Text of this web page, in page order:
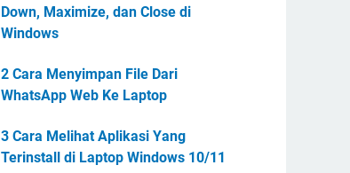
Down, Maximize, dan Close di
Windows
2 Cara Menyimpan File Dari
WhatsApp Web Ke Laptop
3 Cara Melihat Aplikasi Yang
Terinstall di Laptop Windows 10/11